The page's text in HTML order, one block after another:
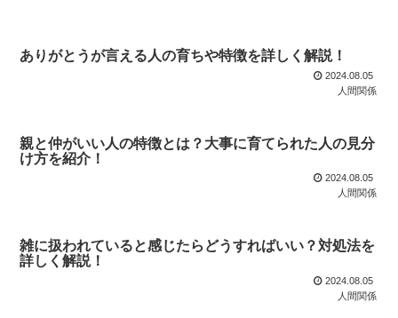
ありがとうが言える人の育ちや特徴を詳しく解説！
2024.08.05
人間関係
親と仲がいい人の特徴とは？大事に育てられた人の見分
け方を紹介！
2024.08.05
人間関係
雑に扱われていると感じたらどうすればいい？対処法を
詳しく解説！
2024.08.05
人間関係